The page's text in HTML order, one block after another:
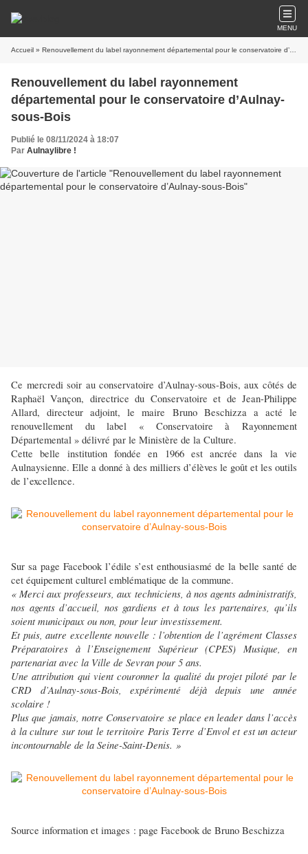
MENU
Accueil » Renouvellement du label rayonnement départemental pour le conservatoire d’Aulnay-sous-Bois
Renouvellement du label rayonnement
départemental pour le conservatoire d’Aulnay-
sous-Bois
Publié le 08/11/2024 à 18:07
Par Aulnaylibre !
Ce mercredi soir au conservatoire d’Aulnay-sous-Bois, aux côtés de
Raphaël Vançon, directrice du Conservatoire et de Jean-Philippe
Allard, directeur adjoint, le maire Bruno Beschizza a acté le
renouvellement du label « Conservatoire à Rayonnement
Départemental » délivré par le Ministère de la Culture.
Cette belle institution fondée en 1966 est ancrée dans la vie
Aulnaysienne. Elle a donné à des milliers d’élèves le goût et les outils
de l’excellence.
Sur sa page Facebook l’édile s’est enthousiasmé de la belle santé de
cet équipement culturel emblématique de la commune.
« Merci aux professeurs, aux techniciens, à nos agents administratifs,
nos agents d’accueil, nos gardiens et à tous les partenaires, qu’ils
soient municipaux ou non, pour leur investissement.
Et puis, autre excellente nouvelle : l’obtention de l’agrément Classes
Préparatoires à l’Enseignement Supérieur (CPES) Musique, en
partenariat avec la Ville de Sevran pour 5 ans.
Une attribution qui vient couronner la qualité du projet piloté par le
CRD d’Aulnay-sous-Bois, expérimenté déjà depuis une année
scolaire !
Plus que jamais, notre Conservatoire se place en leader dans l’accès
à la culture sur tout le territoire Paris Terre d’Envol et est un acteur
incontournable de la Seine-Saint-Denis. »
Source information et images : page Facebook de Bruno Beschizza